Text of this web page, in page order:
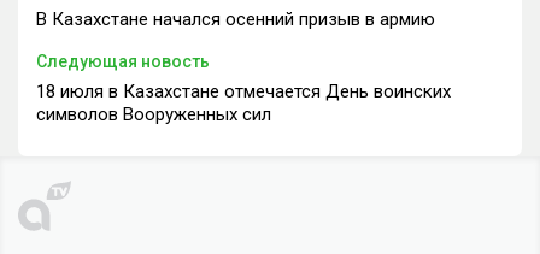
В Казахстане начался осенний призыв в армию
Следующая новость
18 июля в Казахстане отмечается День воинских
символов Вооруженных сил